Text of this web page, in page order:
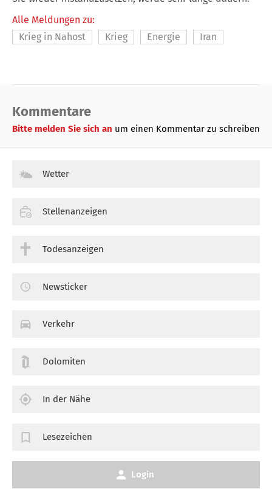
Alle Meldungen zu:
Krieg in Nahost
Krieg Energie Iran
Kommentare
Bitte melden Sie sich an um einen Kommentar zu schreiben
Wetter
Stellenanzeigen
Todesanzeigen
Newsticker
Verkehr
Dolomiten
In der Nähe
Lesezeichen
Login